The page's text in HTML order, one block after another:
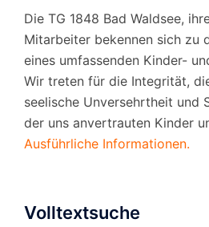
Die TG 1848 Bad Waldsee,
Mitarbeiter bekennen sich zu
eines umfassenden Kinder-
Wir treten für die Integrität,
seelische Unversehrtheit und
der uns anvertrauten Kinder
Ausführliche Informationen.
Volltextsuche